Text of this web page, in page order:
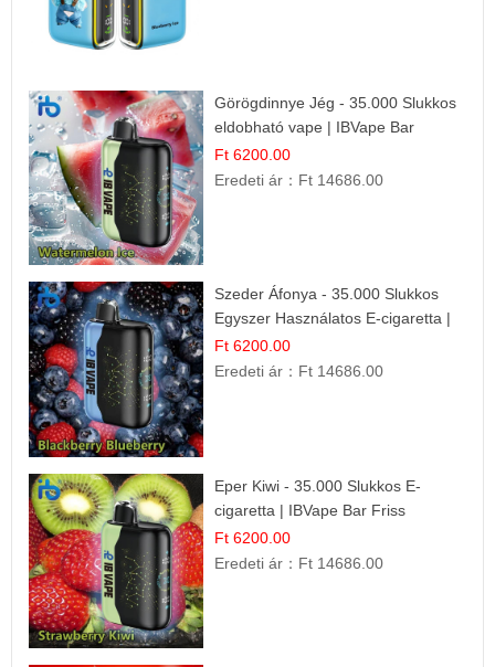
Görögdinnye Jég - 35.000 Slukkos
eldobható vape | IBVape Bar
Frissítő Nyári Íz
Ft 6200.00
Eredeti ár： Ft 14686.00
Szeder Áfonya - 35.000 Slukkos
Egyszer Használatos E-cigaretta |
Prémium Ízélmény
Ft 6200.00
Eredeti ár： Ft 14686.00
Eper Kiwi - 35.000 Slukkos E-
cigaretta | IBVape Bar Friss
Gyümölcs Ízek
Ft 6200.00
Eredeti ár： Ft 14686.00